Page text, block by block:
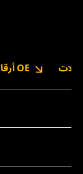
أرقام OE